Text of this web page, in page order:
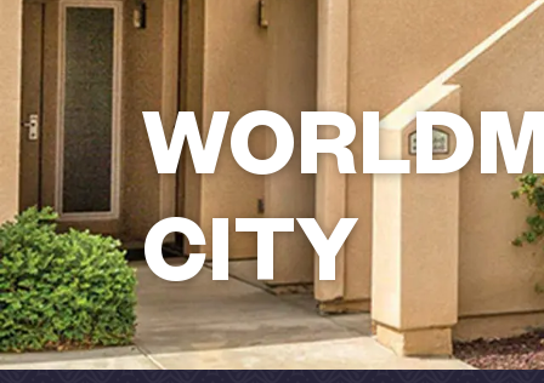
CITY